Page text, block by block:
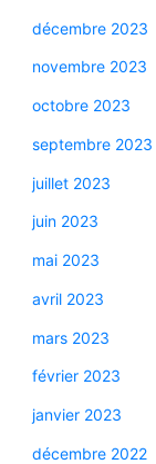
décembre 2023
novembre 2023
octobre 2023
septembre 2023
juillet 2023
juin 2023
mai 2023
avril 2023
mars 2023
février 2023
janvier 2023
décembre 2022